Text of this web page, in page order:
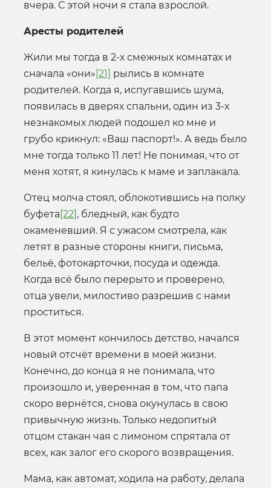
вчера. С этой ночи я стала взрослой.
Аресты родителей
Жили мы тогда в 2-х смежных комнатах и
сначала «они» [21] рылись в комнате
родителей. Когда я, испугавшись шума,
появилась в дверях спальни, один из 3-х
незнакомых людей подошел ко мне и
грубо крикнул: «Ваш паспорт!». А ведь было
мне тогда только 11 лет! Не понимая, что от
меня хотят, я кинулась к маме и заплакала.
Отец молча стоял, облокотившись на полку
буфета [22] , бледный, как будто
окаменевший. Я с ужасом смотрела, как
летят в разные стороны книги, письма,
бельё, фотокарточки, посуда и одежда.
Когда всё было перерыто и проверено,
отца увели, милостиво разрешив с нами
проститься.
В этот момент кончилось детство, начался
новый отсчёт времени в моей жизни.
Конечно, до конца я не понимала, что
произошло и, уверенная в том, что папа
скоро вернётся, снова окунулась в свою
привычную жизнь. Только недопитый
отцом стакан чая с лимоном спрятала от
всех, как залог его скорого возвращения.
Мама, как автомат, ходила на работу, делала